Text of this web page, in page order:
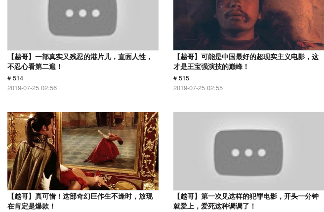
【越哥】一部真实又残忍的港片儿，直面人性，
不忍心看第二遍！
# 514
2019-07-25 02:56
【越哥】可能是中国最好的超现实主义电影，这
才是王宝强演技的巅峰！
# 515
2019-07-25 02:55
【越哥】真可惜！这部奇幻巨作生不逢时，放现
在肯定是爆款！
【越哥】第一次见这样的犯罪电影，开头一分钟
就爱上，爱死这种调调了！